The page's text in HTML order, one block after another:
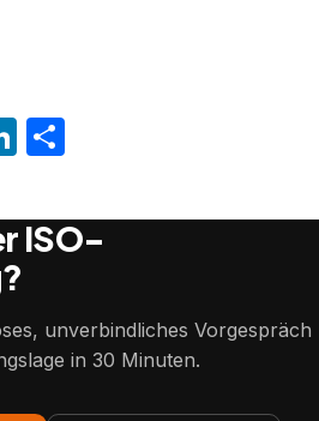
LinkedIn
ISO-
unverbindliches Vorgespräch
in 30 Minuten.